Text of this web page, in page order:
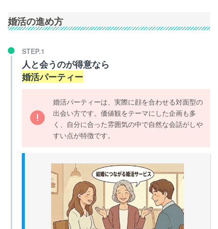
婚活の進め方
人と会うのが得意なら
婚活パーティー
婚活パーティーは、実際に顔を合わせる対面型の
出会い方です。価値観をテーマにした企画も多
く、自分に合った雰囲気の中で自然な会話がしや
すい点が特徴です。